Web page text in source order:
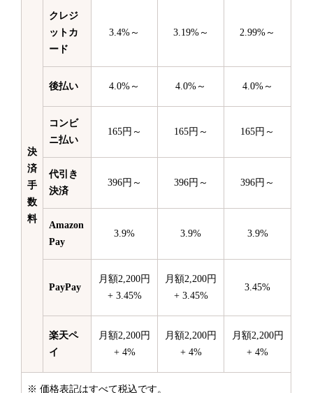
決
済
手
数
料
クレジ
ットカ
ード
3.4%～ 3.19%～ 2.99%～
後払い 4.0%～ 4.0%～ 4.0%～
コンビ
ニ払い
165円～ 165円～ 165円～
代引き
決済
396円～ 396円～ 396円～
Amazon
Pay
3.9% 3.9% 3.9%
PayPay
月額2,200円
+ 3.45%
月額2,200円
+ 3.45%
3.45%
楽天ペ
イ
月額2,200円
+ 4%
月額2,200円
+ 4%
月額2,200円
+ 4%
※ 価格表記はすべて税込です。